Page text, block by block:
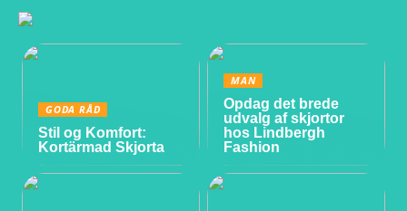
GODA RÅD
Stil og Komfort:
Kortärmad Skjorta
MAN
Opdag det brede
udvalg af skjortor
hos Lindbergh
Fashion